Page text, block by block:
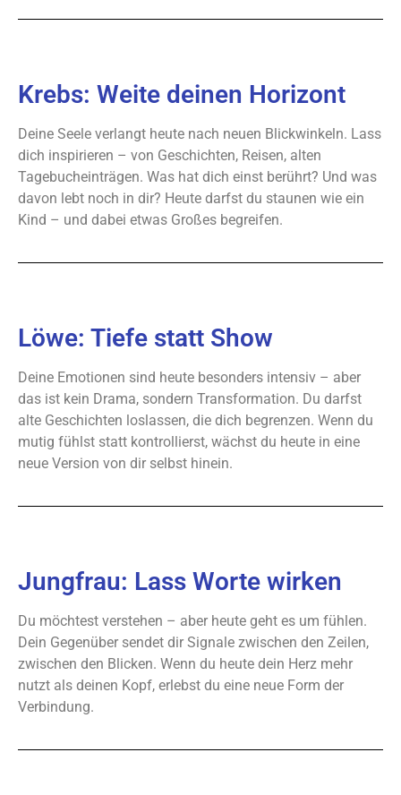
Krebs: Weite deinen Horizont
Deine Seele verlangt heute nach neuen Blickwinkeln. Lass
dich inspirieren – von Geschichten, Reisen, alten
Tagebucheinträgen. Was hat dich einst berührt? Und was
davon lebt noch in dir? Heute darfst du staunen wie ein
Kind – und dabei etwas Großes begreifen.
Löwe: Tiefe statt Show
Deine Emotionen sind heute besonders intensiv – aber
das ist kein Drama, sondern Transformation. Du darfst
alte Geschichten loslassen, die dich begrenzen. Wenn du
mutig fühlst statt kontrollierst, wächst du heute in eine
neue Version von dir selbst hinein.
Jungfrau: Lass Worte wirken
Du möchtest verstehen – aber heute geht es um fühlen.
Dein Gegenüber sendet dir Signale zwischen den Zeilen,
zwischen den Blicken. Wenn du heute dein Herz mehr
nutzt als deinen Kopf, erlebst du eine neue Form der
Verbindung.